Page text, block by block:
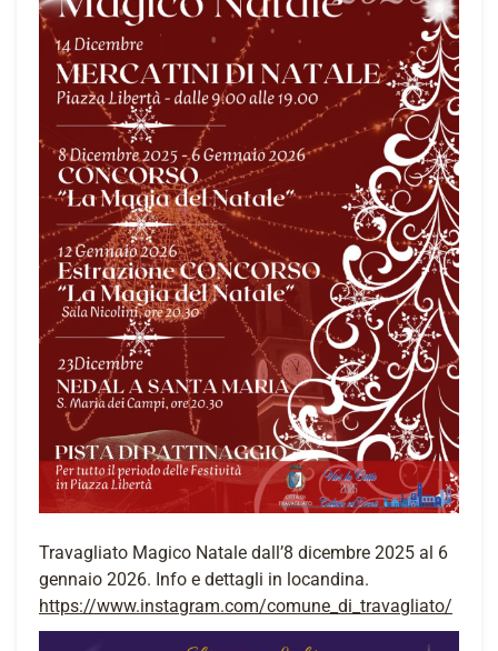
Travagliato Magico Natale dall’8 dicembre 2025 al 6
gennaio 2026. Info e dettagli in locandina.
https://www.instagram.com/comune_di_travagliato/